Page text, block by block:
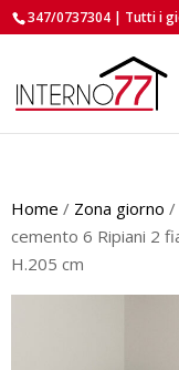
347/0737304 | Tutti i
Home / Zona giorno /
cemento 6 Ripiani 2
H.205 cm